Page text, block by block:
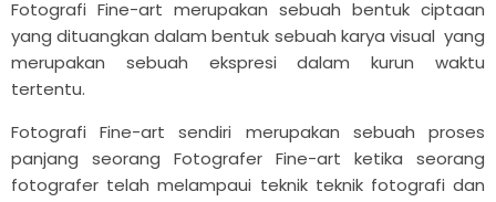
Fotografi Fine-art merupakan sebuah bentuk ciptaan
yang dituangkan dalam bentuk sebuah karya visual yang
merupakan sebuah ekspresi dalam kurun waktu
tertentu.
Fotografi Fine-art sendiri merupakan sebuah proses
panjang seorang Fotografer Fine-art ketika seorang
fotografer telah melampaui teknik teknik fotografi dan